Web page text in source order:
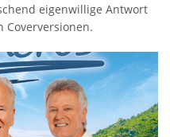
eigenwillige Antwort
Coverversionen.